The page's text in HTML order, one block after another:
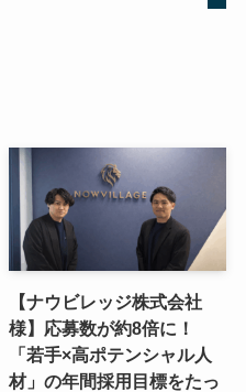
【ナウビレッジ株式会社
様】応募数が約8倍に！
「若手×高ポテンシャル人
材」の年間採用目標をたっ